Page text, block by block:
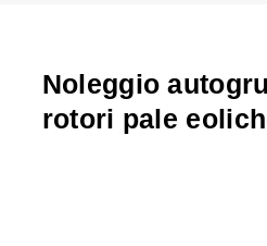
Noleggio
rotori pale